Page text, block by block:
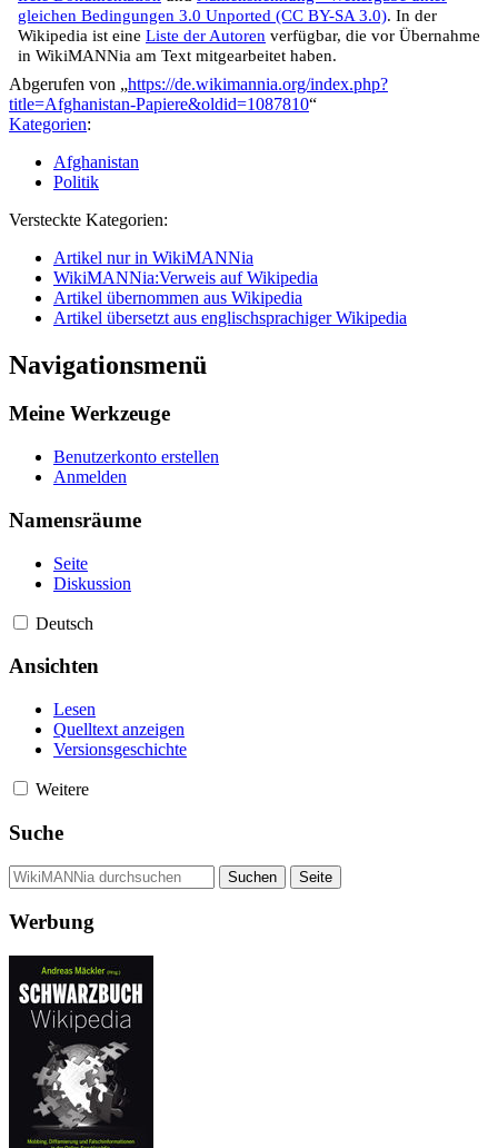
gleichen Bedingungen 3.0 Unported (CC BY-SA 3.0). In der
Wikipedia ist eine Liste der Autoren verfügbar, die vor Übernahme
in WikiMANNia am Text mitgearbeitet haben.
Abgerufen von „https://de.wikimannia.org/index.php?
title=Afghanistan-Papiere&oldid=1087810“
Kategorien:
Afghanistan
Politik
Versteckte Kategorien:
Artikel nur in WikiMANNia
WikiMANNia:Verweis auf Wikipedia
Artikel übernommen aus Wikipedia
Artikel übersetzt aus englischsprachiger Wikipedia
Navigationsmenü
Meine Werkzeuge
Benutzerkonto erstellen
Anmelden
Namensräume
Seite
Diskussion
Deutsch
Ansichten
Lesen
Quelltext anzeigen
Versionsgeschichte
Weitere
Suche
Werbung